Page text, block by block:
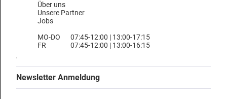
Über uns
Unsere Partner
Jobs
MO-DO
FR
07:45-12:00 | 13:00-17:15
07:45-12:00 | 13:00-16:15
Newsletter Anmeldung